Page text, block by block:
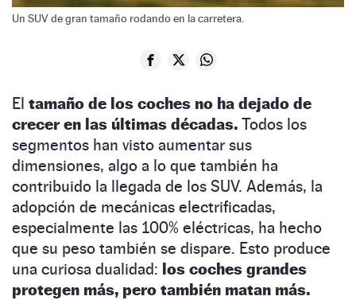
Un SUV de gran tamaño rodando en la carretera.
El tamaño de los coches no ha dejado de
crecer en las últimas décadas. Todos los
segmentos han visto aumentar sus
dimensiones, algo a lo que también ha
contribuido la llegada de los SUV. Además, la
adopción de mecánicas electrificadas,
especialmente las 100% eléctricas, ha hecho
que su peso también se dispare. Esto produce
una curiosa dualidad: los coches grandes
protegen más, pero también matan más.